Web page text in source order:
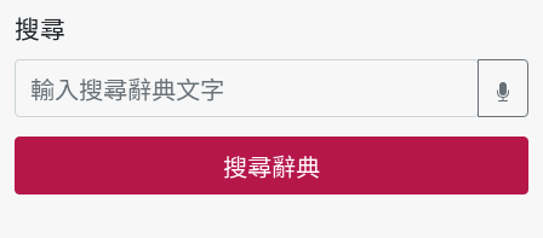
搜尋
搜尋辭典